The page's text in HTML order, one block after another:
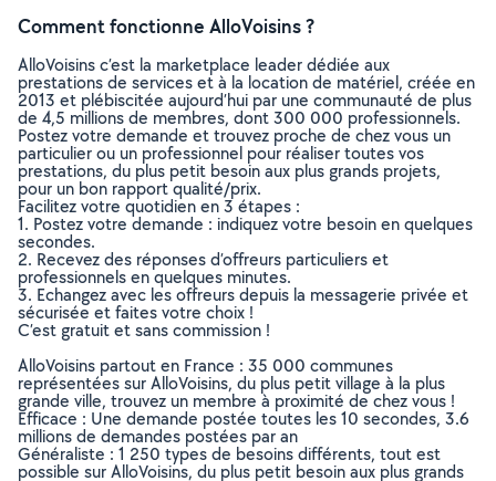
Comment fonctionne AlloVoisins ?
AlloVoisins c’est la marketplace leader dédiée aux
prestations de services et à la location de matériel, créée en
2013 et plébiscitée aujourd’hui par une communauté de plus
de 4,5 millions de membres, dont 300 000 professionnels.
Postez votre demande et trouvez proche de chez vous un
particulier ou un professionnel pour réaliser toutes vos
prestations, du plus petit besoin aux plus grands projets,
pour un bon rapport qualité/prix.
Facilitez votre quotidien en 3 étapes :
1. Postez votre demande : indiquez votre besoin en quelques
secondes.
2. Recevez des réponses d’offreurs particuliers et
professionnels en quelques minutes.
3. Echangez avec les offreurs depuis la messagerie privée et
sécurisée et faites votre choix !
C’est gratuit et sans commission !
AlloVoisins partout en France : 35 000 communes
représentées sur AlloVoisins, du plus petit village à la plus
grande ville, trouvez un membre à proximité de chez vous !
Efficace : Une demande postée toutes les 10 secondes, 3.6
millions de demandes postées par an
Généraliste : 1 250 types de besoins différents, tout est
possible sur AlloVoisins, du plus petit besoin aux plus grands